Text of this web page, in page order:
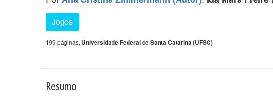
Jogos
199 páginas, Universidade Federal de Santa Catarina (UFSC)
Resumo